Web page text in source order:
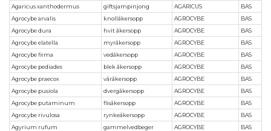
Agaricus xanthodermus
giftsjampinjong AGARICUS
BAS
Agrocybe arvalis
knollåkersopp AGROCYBE
BAS
Agrocybe dura
hvit åkersopp AGROCYBE
BAS
Agrocybe elatella
myråkersopp AGROCYBE
BAS
Agrocybe firma
vedåkersopp AGROCYBE
BAS
Agrocybe pediades
blek åkersopp AGROCYBE
BAS
Agrocybe praecox
våråkersopp AGROCYBE
BAS
Agrocybe pusiola
dvergåkersopp AGROCYBE
BAS
Agrocybe putaminum
flisåkersopp AGROCYBE
BAS
Agrocybe rivulosa
rynkeåkersopp AGROCYBE
BAS
Agyrium rufum
gammelvedbeger AGROCYBE
BAS